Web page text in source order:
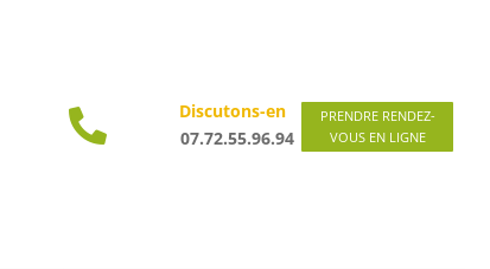

Discutons-en
07.72.55.96.94
PRENDRE RENDEZ-
VOUS EN LIGNE